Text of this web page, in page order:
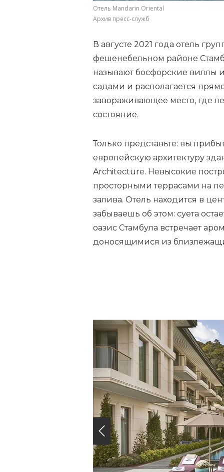
Отель Mandarin Oriental
Архив пресс-служб
В августе 2021 года отель
фешенебельном районе
называют босфорские виллы
садами и располагается
завораживающее место, где
состояние.
Только представьте: вы
европейскую архитектуру
Architecture. Невысокие
просторными террасами на
залива. Отель находится в
забываешь об этом: суета
оазис Стамбула встречает
доносящимися из